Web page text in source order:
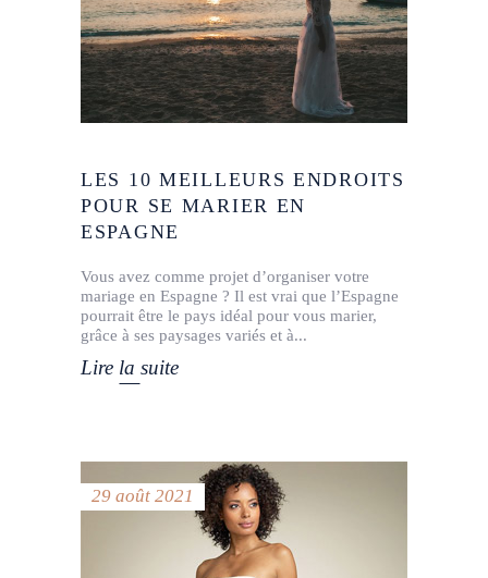
LES 10 MEILLEURS ENDROITS
POUR SE MARIER EN
ESPAGNE
Vous avez comme projet d’organiser votre
mariage en Espagne ? Il est vrai que l’Espagne
pourrait être le pays idéal pour vous marier,
grâce à ses paysages variés et à
Lire la suite
29 août 2021